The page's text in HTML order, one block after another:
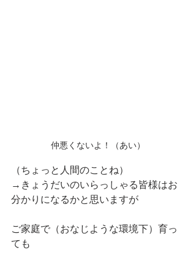
仲悪くないよ！（あい）
（ちょっと人間のことね）
→きょうだいのいらっしゃる皆様はお
分かりになるかと思いますが
ご家庭で（おなじような環境下）育っ
ても